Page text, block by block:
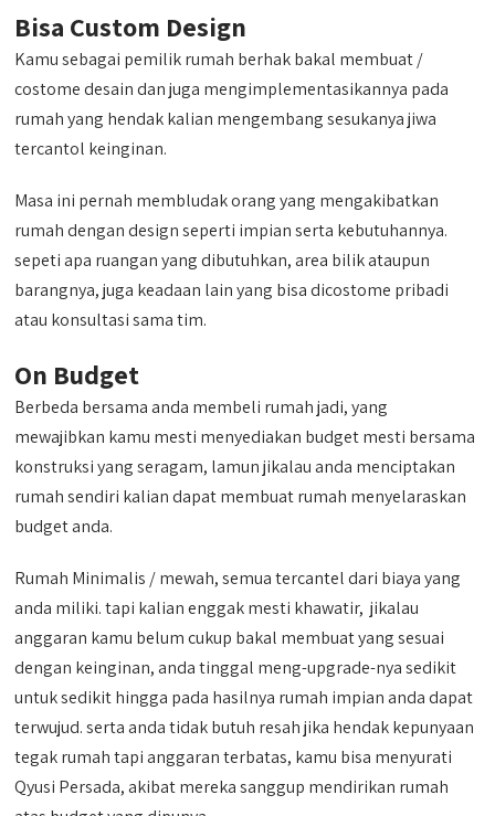
Bisa Custom Design
Kamu sebagai pemilik rumah berhak bakal membuat /
costome desain dan juga mengimplementasikannya pada
rumah yang hendak kalian mengembang sesukanya jiwa
tercantol keinginan.
Masa ini pernah membludak orang yang mengakibatkan
rumah dengan design seperti impian serta kebutuhannya.
sepeti apa ruangan yang dibutuhkan, area bilik ataupun
barangnya, juga keadaan lain yang bisa dicostome pribadi
atau konsultasi sama tim.
On Budget
Berbeda bersama anda membeli rumah jadi, yang
mewajibkan kamu mesti menyediakan budget mesti bersama
konstruksi yang seragam, lamun jikalau anda menciptakan
rumah sendiri kalian dapat membuat rumah menyelaraskan
budget anda.
Rumah Minimalis / mewah, semua tercantel dari biaya yang
anda miliki. tapi kalian enggak mesti khawatir, jikalau
anggaran kamu belum cukup bakal membuat yang sesuai
dengan keinginan, anda tinggal meng-upgrade-nya sedikit
untuk sedikit hingga pada hasilnya rumah impian anda dapat
terwujud. serta anda tidak butuh resah jika hendak kepunyaan
tegak rumah tapi anggaran terbatas, kamu bisa menyurati
Qyusi Persada, akibat mereka sanggup mendirikan rumah